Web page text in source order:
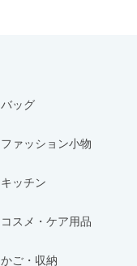
バッグ
ファッション小物
キッチン
コスメ・ケア用品
かご・収納